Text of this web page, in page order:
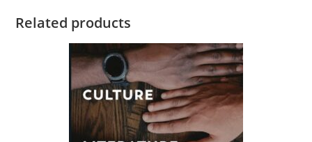
Related products